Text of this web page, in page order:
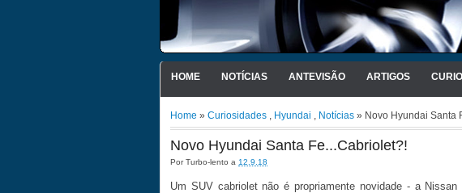
HOME NOTÍCIAS ANTEVISÃO ARTIGOS
Home » Curiosidades , Hyundai , Notícias » Novo Hyundai Santa
Novo Hyundai Santa Fe...Cabriolet?!
PorTurbo-lento a 12.9.18
Um SUV cabriolet não é propriamente novidade - a